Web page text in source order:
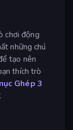
chơi động
những chú
tạo nên
thích trò
Ghép 3